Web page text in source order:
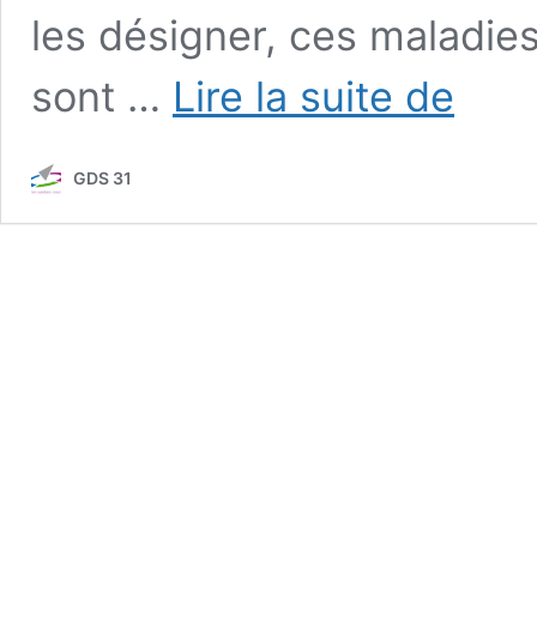
les désigner, ces
sont … Lire la suite de
GDS 31